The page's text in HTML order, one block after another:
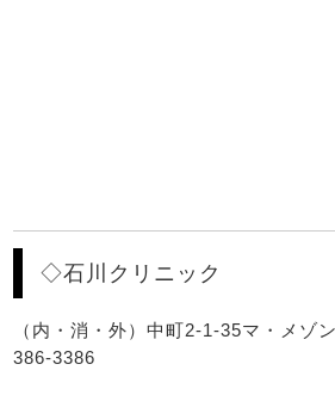
◇石川クリニック
（内・消・外）中町2-1-35マ・メゾ
386-3386